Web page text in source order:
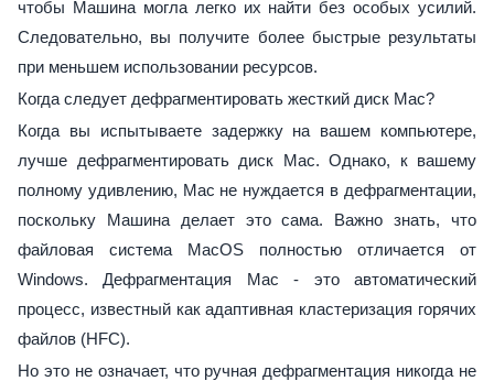
чтобы Машина могла легко их найти без особых усилий.
Следовательно, вы получите более быстрые результаты
при меньшем использовании ресурсов.
Когда следует дефрагментировать жесткий диск Mac?
Когда вы испытываете задержку на вашем компьютере,
лучше дефрагментировать диск Mac. Однако, к вашему
полному удивлению, Mac не нуждается в дефрагментации,
поскольку Машина делает это сама. Важно знать, что
файловая система MacOS полностью отличается от
Windows. Дефрагментация Mac - это автоматический
процесс, известный как адаптивная кластеризация горячих
файлов (HFC).
Но это не означает, что ручная дефрагментация никогда не